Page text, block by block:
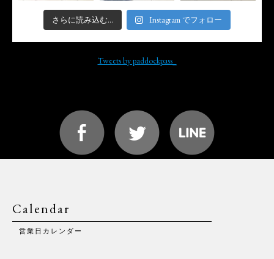
さらに読み込む... Instagram でフォロー
Tweets by paddockpass_
Calendar
営業日カレンダー